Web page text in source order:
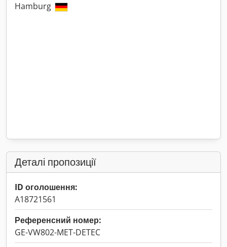
Hamburg
Деталі пропозиції
ID оголошення:
A18721561
Референсний номер:
GE-VW802-MET-DETEC